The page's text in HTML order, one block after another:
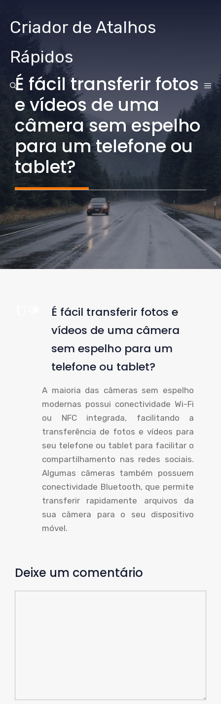
para
conteúdo
Criador de Atalhos
Rápidos
É fácil transferir fotos
e vídeos de uma
câmera sem espelho
para um telefone ou
tablet?
É fácil transferir fotos e
vídeos de uma câmera
sem espelho para um
telefone ou tablet?
A maioria das câmeras sem espelho
modernas possui conectividade Wi-Fi
ou NFC integrada, facilitando a
transferência de fotos e vídeos para
seu telefone ou tablet para facilitar o
compartilhamento nas redes sociais.
Algumas câmeras também possuem
conectividade Bluetooth, que permite
transferir rapidamente arquivos da
sua câmera para o seu dispositivo
móvel.
Deixe um comentário